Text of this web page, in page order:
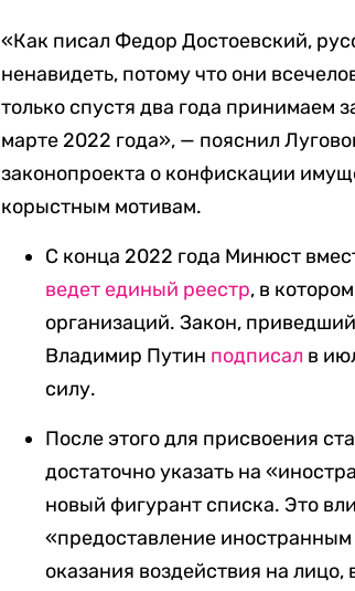
«Как писал Федор Достоевский,
ненавидеть, потому что они
только спустя два года принимаем
марте 2022 года», — пояснил
законопроекта о конфискации
корыстным мотивам.
С конца 2022 года Минюст
ведет единый реестр, в
организаций. Закон,
Владимир Путин подписал в
силу.
После этого для присвоения
достаточно указать на
новый фигурант списка. Это
«предоставление
оказания воздействия на